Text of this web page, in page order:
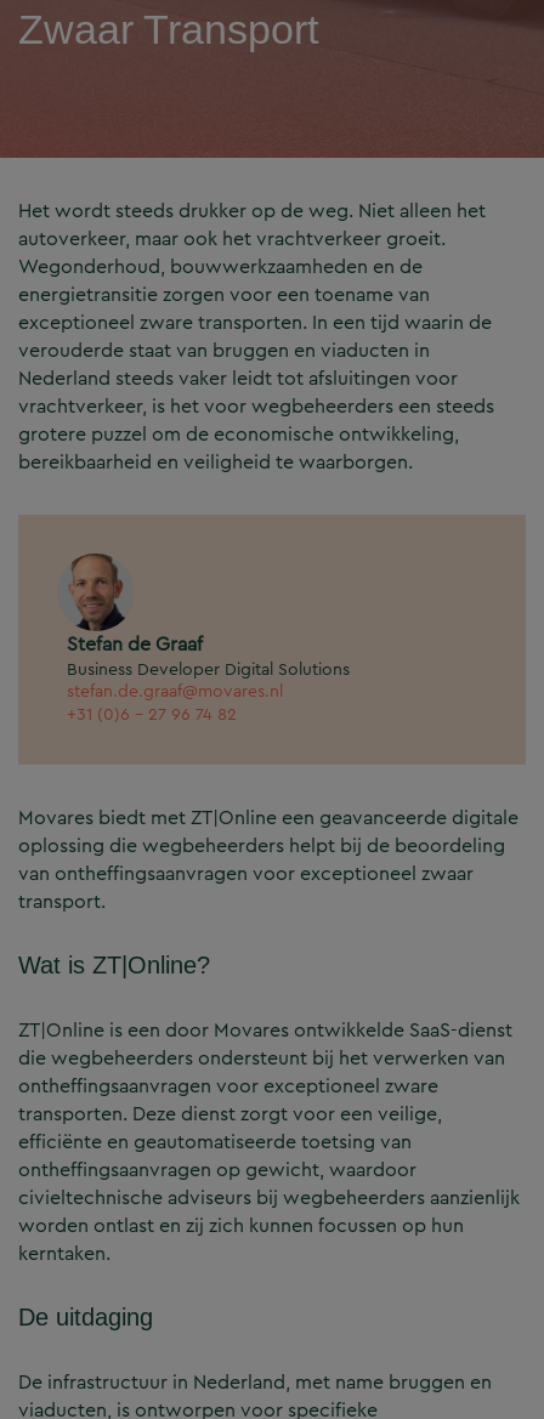
Zwaar Transport
Het wordt steeds drukker op de weg. Niet alleen het
autoverkeer, maar ook het vrachtverkeer groeit.
Wegonderhoud, bouwwerkzaamheden en de
energietransitie zorgen voor een toename van
exceptioneel zware transporten. In een tijd waarin de
verouderde staat van bruggen en viaducten in
Nederland steeds vaker leidt tot afsluitingen voor
vrachtverkeer, is het voor wegbeheerders een steeds
grotere puzzel om de economische ontwikkeling,
bereikbaarheid en veiligheid te waarborgen.
Stefan de Graaf
Business Developer Digital Solutions
stefan.de.graaf@movares.nl
+31 (0)6 - 27 96 74 82
Movares biedt met ZT|Online een geavanceerde digitale
oplossing die wegbeheerders helpt bij de beoordeling
van ontheffingsaanvragen voor exceptioneel zwaar
transport.
Wat is ZT|Online?
ZT|Online is een door Movares ontwikkelde SaaS-dienst
die wegbeheerders ondersteunt bij het verwerken van
ontheffingsaanvragen voor exceptioneel zware
transporten. Deze dienst zorgt voor een veilige,
efficiënte en geautomatiseerde toetsing van
ontheffingsaanvragen op gewicht, waardoor
civieltechnische adviseurs bij wegbeheerders aanzienlijk
worden ontlast en zij zich kunnen focussen op hun
kerntaken.
De uitdaging
De infrastructuur in Nederland, met name bruggen en
viaducten, is ontworpen voor specifieke